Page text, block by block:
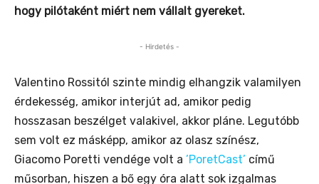
hogy pilótaként miért nem vállalt gyereket.
- Hirdetés -
Valentino Rossitól szinte mindig elhangzik valamilyen
érdekesség, amikor interjút ad, amikor pedig
hosszasan beszélget valakivel, akkor pláne. Legutóbb
sem volt ez másképp, amikor az olasz színész,
Giacomo Poretti vendége volt a ’PoretCast’ című
műsorban, hiszen a bő egy óra alatt sok izgalmas